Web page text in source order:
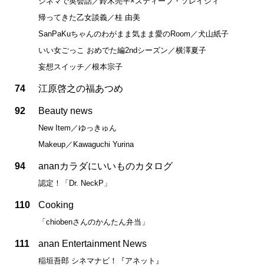
帰ってきた乙女談義／桂 由美
SanPaKuちゃんのわがまま気まま愛のRoom／犬山紙子
いい女ごっこ おめでた編2ndシーズン／横澤夏子
妄想スイッチ／根本宗子
74 江原啓之の福あつめ
92 Beauty news
New Item／ゆっきゅん
Makeup／Kawaguchi Yurina
94 ananカラダにいいものカタログ
認定！「Dr. NeckP」
110 Cooking
「chiobenさんのかんたん弁当」
111 anan Entertainment News
稲垣吾郎 シネマナビ！『アネット』